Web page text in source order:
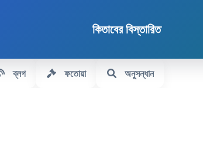
কিতাবের বিস্তারিত
ব্লগ ফতোয়া অনুসন্ধান